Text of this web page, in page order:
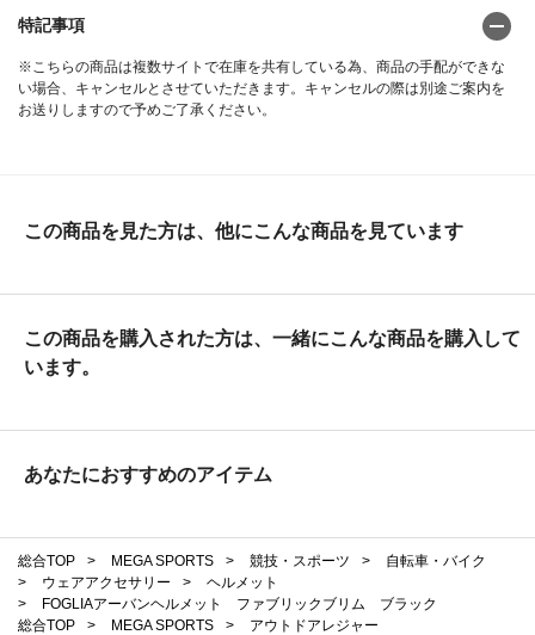
特記事項
※こちらの商品は複数サイトで在庫を共有している為、商品の手配ができな
い場合、キャンセルとさせていただきます。キャンセルの際は別途ご案内を
お送りしますので予めご了承ください。
この商品を見た方は、他にこんな商品を見ています
この商品を購入された方は、一緒にこんな商品を購入して
います。
あなたにおすすめのアイテム
総合TOP > MEGA SPORTS > 競技・スポーツ >
自転車・バイク
>
ウェアアクセサリー >
ヘルメット
>
FOGLIAアーバンヘルメット ファブリックブリム ブラック
総合TOP
> MEGA SPORTS >
アウトドアレジャー